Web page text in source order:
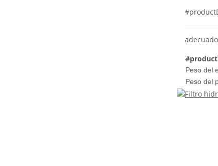
Peso del
Peso del